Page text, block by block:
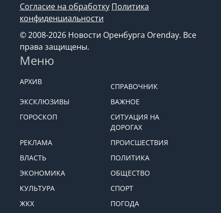
Согласие на обработку Политика
конфиденциальности
© 2008-2026 Новости Оренбурга Orenday. Все
права защищены.
Меню
АРХИВ
СПРАВОЧНИК
ЭКСКЛЮЗИВЫ
ВАЖНОЕ
ГОРОСКОП
СИТУАЦИЯ НА
ДОРОГАХ
РЕКЛАМА
ПРОИСШЕСТВИЯ
ВЛАСТЬ
ПОЛИТИКА
ЭКОНОМИКА
ОБЩЕСТВО
КУЛЬТУРА
СПОРТ
ЖКХ
ПОГОДА